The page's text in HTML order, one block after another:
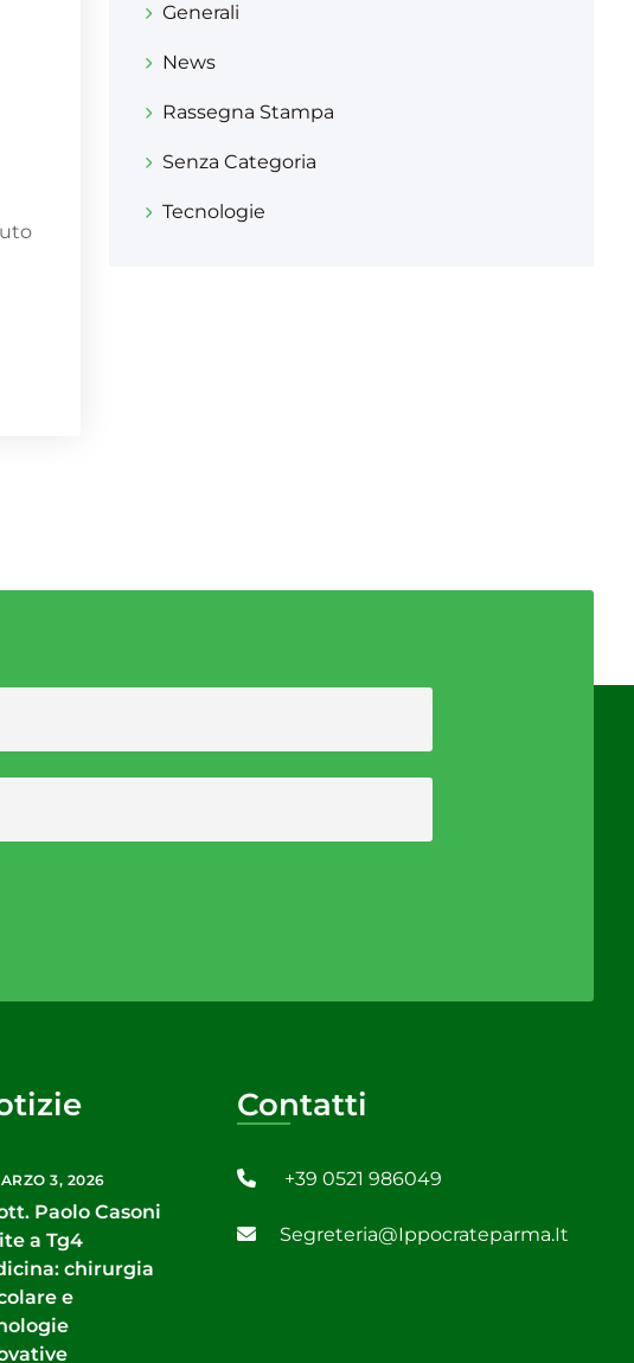
Generali
News
Rassegna Stampa
Senza Categoria
Tecnologie
3, 2026
Paolo Casoni
a Tg4
chirurgia
e
Contatti
+39 0521 986049
Segreteria@ippocrateparma.it